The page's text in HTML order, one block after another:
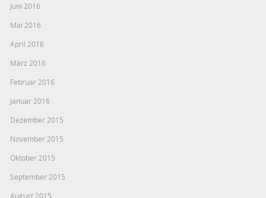
Juni 2016
Mai 2016
April 2016
März 2016
Februar 2016
Januar 2016
Dezember 2015
November 2015
Oktober 2015
September 2015
August 2015